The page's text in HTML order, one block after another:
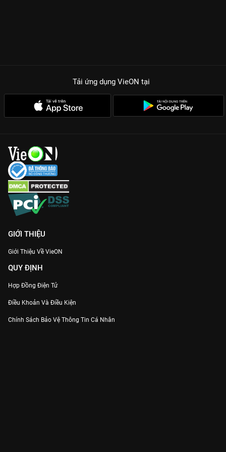
Tải ứng dụng VieON tại
GIỚI THIỆU
Giới Thiệu Về VieON
QUY ĐỊNH
Hợp Đồng Điện Tử
Điều Khoản Và Điều Kiện
Chính Sách Bảo Vệ Thông Tin Cá Nhân